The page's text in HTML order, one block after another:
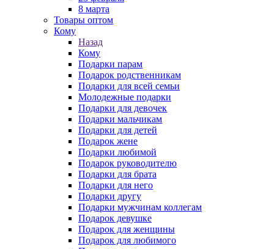
8 марта
Товары оптом
Кому
Назад
Кому
Подарки парам
Подарок родственникам
Подарки для всей семьи
Молодежные подарки
Подарки для девочек
Подарки мальчикам
Подарки для детей
Подарок жене
Подарки любимой
Подарок руководителю
Подарки для брата
Подарки для него
Подарки другу
Подарки мужчинам коллегам
Подарок девушке
Подарок для женщины
Подарок для любимого